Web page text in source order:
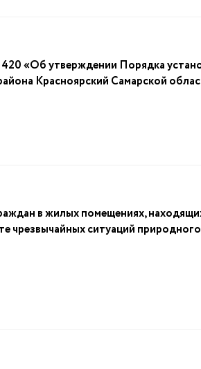
«Об утверждении Порядка
Красноярский Самарской
в жилых помещениях,
чрезвычайных ситуаций